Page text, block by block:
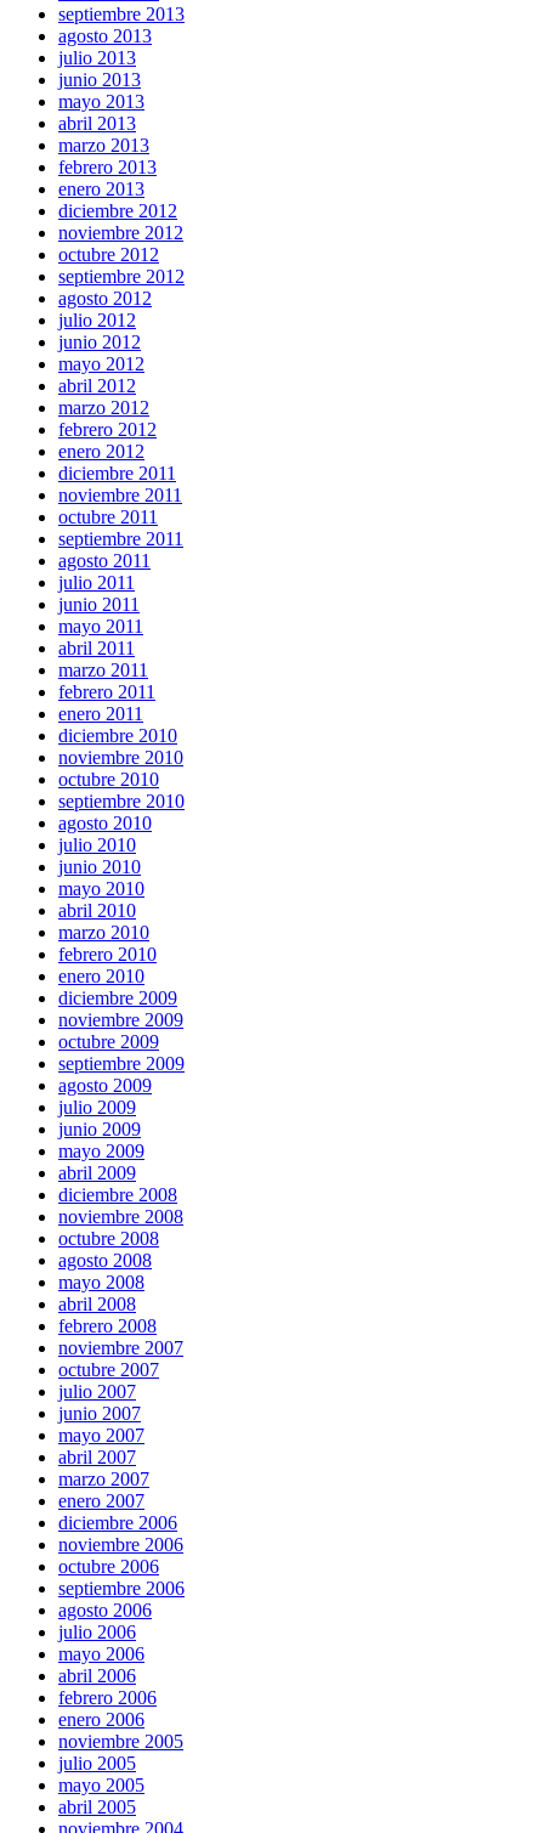
septiembre 2013
agosto 2013
julio 2013
junio 2013
mayo 2013
abril 2013
marzo 2013
febrero 2013
enero 2013
diciembre 2012
noviembre 2012
octubre 2012
septiembre 2012
agosto 2012
julio 2012
junio 2012
mayo 2012
abril 2012
marzo 2012
febrero 2012
enero 2012
diciembre 2011
noviembre 2011
octubre 2011
septiembre 2011
agosto 2011
julio 2011
junio 2011
mayo 2011
abril 2011
marzo 2011
febrero 2011
enero 2011
diciembre 2010
noviembre 2010
octubre 2010
septiembre 2010
agosto 2010
julio 2010
junio 2010
mayo 2010
abril 2010
marzo 2010
febrero 2010
enero 2010
diciembre 2009
noviembre 2009
octubre 2009
septiembre 2009
agosto 2009
julio 2009
junio 2009
mayo 2009
abril 2009
diciembre 2008
noviembre 2008
octubre 2008
agosto 2008
mayo 2008
abril 2008
febrero 2008
noviembre 2007
octubre 2007
julio 2007
junio 2007
mayo 2007
abril 2007
marzo 2007
enero 2007
diciembre 2006
noviembre 2006
octubre 2006
septiembre 2006
agosto 2006
julio 2006
mayo 2006
abril 2006
febrero 2006
enero 2006
noviembre 2005
julio 2005
mayo 2005
abril 2005